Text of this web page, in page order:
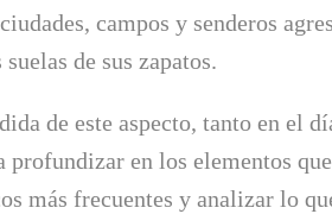
campos y senderos
de sus zapatos.
de este aspecto, tanto en el
en los elementos
más frecuentes y analizar lo